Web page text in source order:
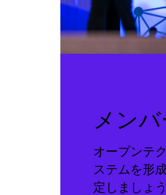
メン
オープンテ
ステムを形
定しましょう